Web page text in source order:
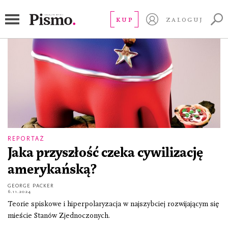
KUP ZALOGUJ
REPORTAŻ
Jaka przyszłość czeka cywilizację
amerykańską?
GEORGE PACKER
6.11.2024
Teorie spiskowe i hiperpolaryzacja w najszybciej rozwijającym się
mieście Stanów Zjednoczonych.